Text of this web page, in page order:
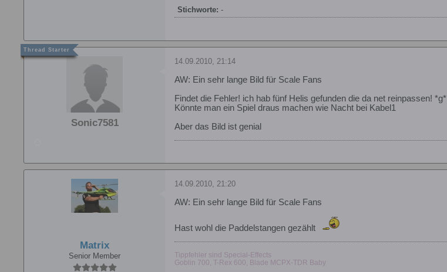
Stichworte: -
Sonic7581
14.09.2010, 21:14
AW: Ein sehr lange Bild für Scale Fans
Findet die Fehler! ich hab fünf Helis gefunden die da net reinpassen! *g*
Könnte man ein Spiel draus machen wie Nacht bei Kabel1
Aber das Bild ist genial
Matrix
Senior Member
14.09.2010, 21:20
AW: Ein sehr lange Bild für Scale Fans
Hast wohl die Paddelstangen gezählt
Tippfehler sind Special-Effects
Goblin 700, T-Rex 600, Blade MCPX-TDR Baby